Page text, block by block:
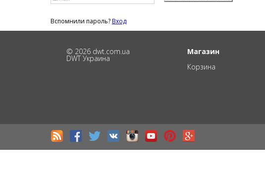
Вспомнили пароль?Вход
© 2026 dwt.com.ua
DWT Украина
Магазин
Корзина